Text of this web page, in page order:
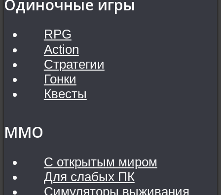
Одиночные игры
RPG
Action
Стратегии
Гонки
Квесты
MMO
С открытым миром
Для слабых ПК
Симуляторы выживания